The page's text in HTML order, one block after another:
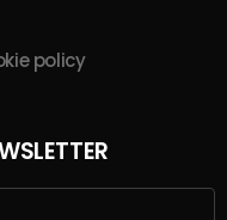
policy